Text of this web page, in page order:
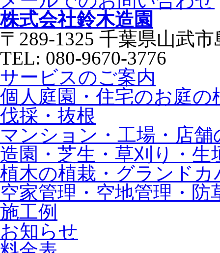
株式会社鈴木造園
〒289-1325 千葉県山武市
TEL: 080-9670-3776
サービスのご案内
個人庭園・住宅のお庭の
伐採・抜根
マンション・工場・店舗
造園・芝生・草刈り・生
植木の植栽・グランドカ
空家管理・空地管理・防
施工例
お知らせ